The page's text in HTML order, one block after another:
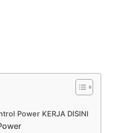
Power KERJA DISINI